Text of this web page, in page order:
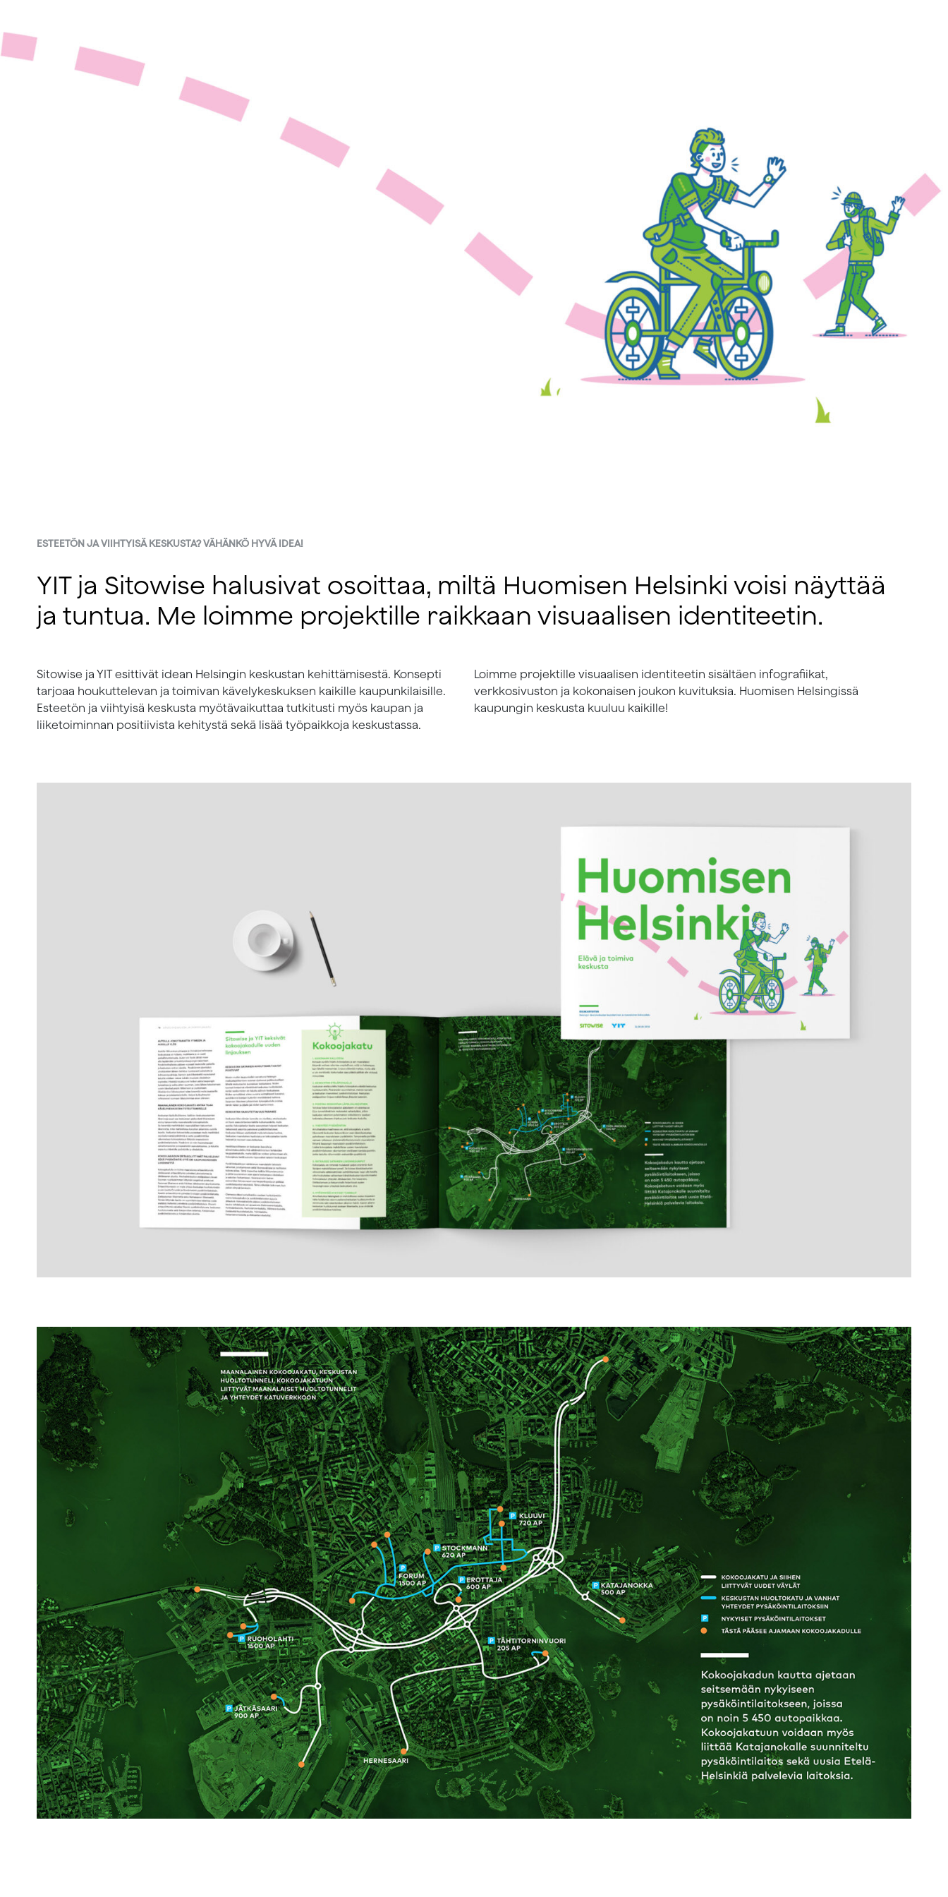
ESTEETÖN JA VIIHTYISÄ KESKUSTA? VÄHÄNKÖ HYVÄ IDEA!
YIT ja Sitowise halusivat osoittaa, miltä Huomisen Helsinki voisi näyttää
ja tuntua. Me loimme projektille raikkaan visuaalisen identiteetin.
Sitowise ja YIT esittivät idean Helsingin keskustan kehittämisestä. Konsepti
tarjoaa houkuttelevan ja toimivan kävelykeskuksen kaikille kaupunkilaisille.
Esteetön ja viihtyisä keskusta myötävaikuttaa tutkitusti myös kaupan ja
liiketoiminnan positiivista kehitystä sekä lisää työpaikkoja keskustassa.
Loimme projektille visuaalisen identiteetin sisältäen infografiikat,
verkkosivuston ja kokonaisen joukon kuvituksia. Huomisen Helsingissä
kaupungin keskusta kuuluu kaikille!